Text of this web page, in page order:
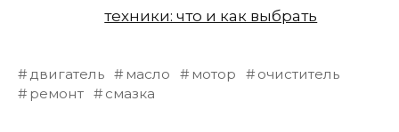
техники: что и как выбрать
двигатель масло мотор
очиститель
ремонт
смазка